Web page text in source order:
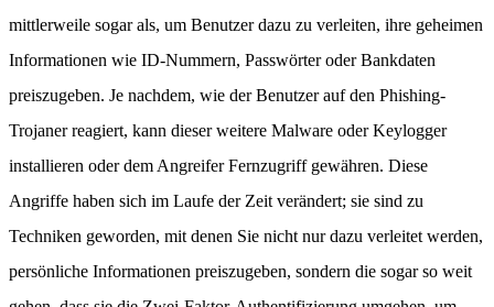
mittlerweile sogar als, um Benutzer dazu zu verleiten, ihre geheimen
Informationen wie ID-Nummern, Passwörter oder Bankdaten
preiszugeben. Je nachdem, wie der Benutzer auf den Phishing-
Trojaner reagiert, kann dieser weitere Malware oder Keylogger
installieren oder dem Angreifer Fernzugriff gewähren. Diese
Angriffe haben sich im Laufe der Zeit verändert; sie sind zu
Techniken geworden, mit denen Sie nicht nur dazu verleitet werden,
persönliche Informationen preiszugeben, sondern die sogar so weit